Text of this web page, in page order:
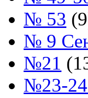
№ 53
№ 9
№21
№23-24